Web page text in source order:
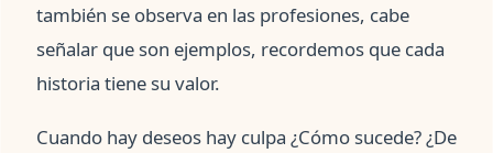
también se observa en las profesiones, cabe
señalar que son ejemplos, recordemos que cada
historia tiene su valor.
Cuando hay deseos hay culpa ¿Cómo sucede? ¿De